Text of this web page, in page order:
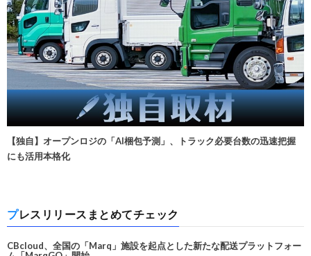
【独自】オープンロジの「AI梱包予測」、トラック必要台数の迅速把握
にも活用本格化
プレスリリースまとめてチェック
CBcloud、全国の「Marq」施設を起点とした新たな配送プラットフォー